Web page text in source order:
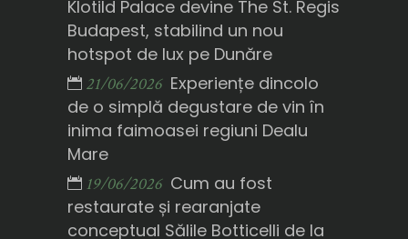
Klotild Palace devine The St. Regis
Budapest, stabilind un nou
hotspot de lux pe Dunăre
21/06/2026 Experiențe dincolo
de o simplă degustare de vin în
inima faimoasei regiuni Dealu
Mare
19/06/2026 Cum au fost
restaurate și rearanjate
conceptual Sălile Botticelli de la